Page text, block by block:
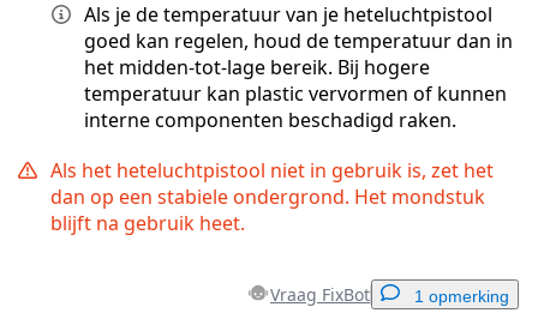
Als je de temperatuur van je heteluchtpistool
goed kan regelen, houd de temperatuur dan in
het midden-tot-lage bereik. Bij hogere
temperatuur kan plastic vervormen of kunnen
interne componenten beschadigd raken.
Als het heteluchtpistool niet in gebruik is, zet het
dan op een stabiele ondergrond. Het mondstuk
blijft na gebruik heet.
Vraag FixBot 1 opmerking